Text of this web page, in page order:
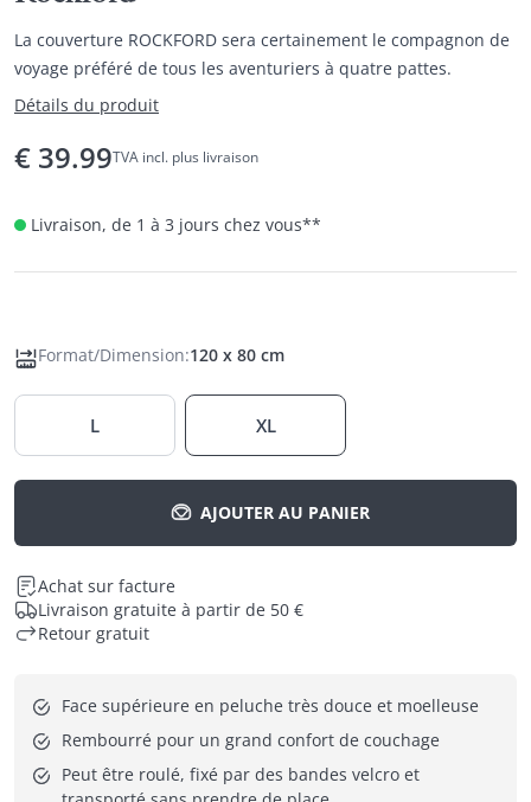
La couverture ROCKFORD sera certainement le compagnon de
voyage préféré de tous les aventuriers à quatre pattes.
Détails du produit
€ 39.99TVA incl. plus livraison
Livraison, de 1 à 3 jours chez vous**
Format/Dimension:120 x 80 cm
L XL
AJOUTER AU PANIER
Achat sur facture
Livraison gratuite à partir de 50 €
Retour gratuit
Face supérieure en peluche très douce et moelleuse
Rembourré pour un grand confort de couchage
Peut être roulé, fixé par des bandes velcro et